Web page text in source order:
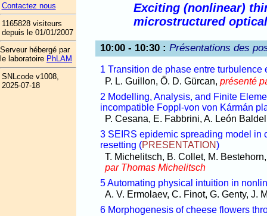
Exciting (nonlinear)
microstructured
10:00 - 10:30 :Présentations des
1 Transition de phase entre turbulence
P. L. Guillon, Ö. D. Gürcan, présenté
2 Modelling, Analysis, and Finite
incompatible Foppl-von von Kármán
P. Cesana, E. Fabbrini, A. León
3 SEIRS epidemic spreading model in
resetting (PRESENTATION)
T. Michelitsch, B. Collet, M.
par Thomas Michelitsch
5 Automating physical intuition in
A. V. Ermolaev, C. Finot, G. Genty, J.
6 Morphogenesis of cheese flowers
Contactez nous
1165828 visiteurs
depuis le 01/01/2007
Serveur hébergé par
le laboratoire PhLAM
SNLcode v1008,
2025-07-18